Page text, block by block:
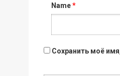
Name*
Сохранить моё